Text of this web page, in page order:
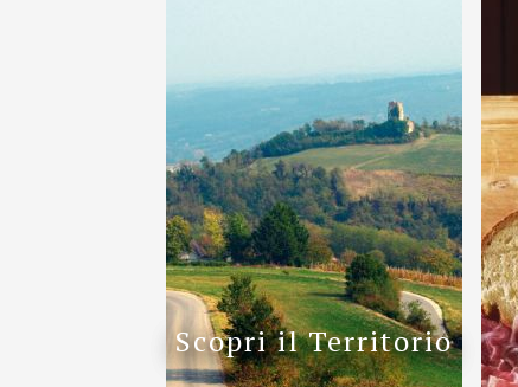
Scopri il Territorio